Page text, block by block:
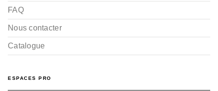
FAQ
Nous contacter
Catalogue
ESPACES PRO